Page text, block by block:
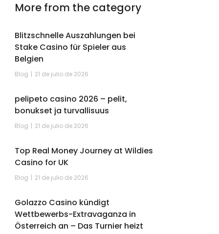
More from the category
Blitzschnelle Auszahlungen bei
Stake Casino für Spieler aus
Belgien
Blog 21 de julio de 2026
pelipeto casino 2026 – pelit,
bonukset ja turvallisuus
Blog 21 de julio de 2026
Top Real Money Journey at Wildies
Casino for UK
Blog 21 de julio de 2026
Golazzo Casino kündigt
Wettbewerbs-Extravaganza in
Österreich an – Das Turnier heizt